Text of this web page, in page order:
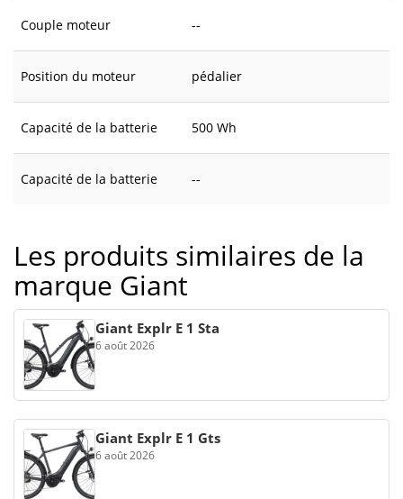
Couple moteur --
Position du moteur pédalier
Capacité de la batterie 500 Wh
Capacité de la batterie --
Les produits similaires de la
marque Giant
Giant Explr E 1 Sta
6 août 2026
Giant Explr E 1 Gts
6 août 2026